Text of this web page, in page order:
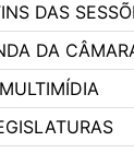
DAS
DA
MULTIMÍDIA